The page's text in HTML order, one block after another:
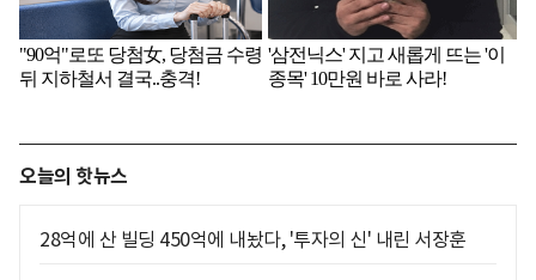
오늘의 핫뉴스
28억에 산 빌딩 450억에 내놨다, '투자의 신' 내린 서장훈